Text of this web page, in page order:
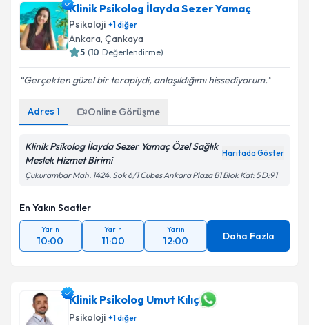
Klinik Psikolog İlayda Sezer Yamaç
Psikoloji +1diğer
Ankara, Çankaya
5 (10 Değerlendirme)
Gerçekten güzel bir terapiydi, anlaşıldığımı hissediyorum.
Adres 1 Online Görüşme
Klinik Psikolog İlayda Sezer Yamaç Özel Sağlık
Meslek Hizmet Birimi
Haritada Göster
Çukurambar Mah. 1424. Sok 6/1 Cubes Ankara Plaza B1 Blok Kat: 5 D:91
En Yakın Saatler
Yarın
10:00
Yarın
11:00
Yarın
12:00 Daha Fazla
Klinik Psikolog Umut Kılıç
Psikoloji +1diğer